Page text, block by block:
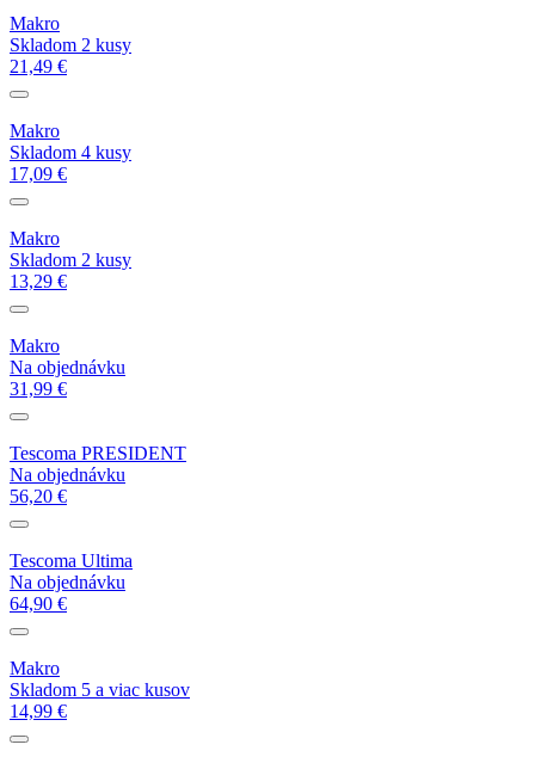
Makro
Skladom 2 kusy
21,49 €
Makro
Skladom 4 kusy
17,09 €
Makro
Skladom 2 kusy
13,29 €
Makro
Na objednávku
31,99 €
Tescoma PRESIDENT
Na objednávku
56,20 €
Tescoma Ultima
Na objednávku
64,90 €
Makro
Skladom 5 a viac kusov
14,99 €